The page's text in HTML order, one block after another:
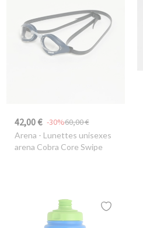
42,00 € 60,00 €
-30%
Arena - Lunettes unisexes
arena Cobra Core Swipe